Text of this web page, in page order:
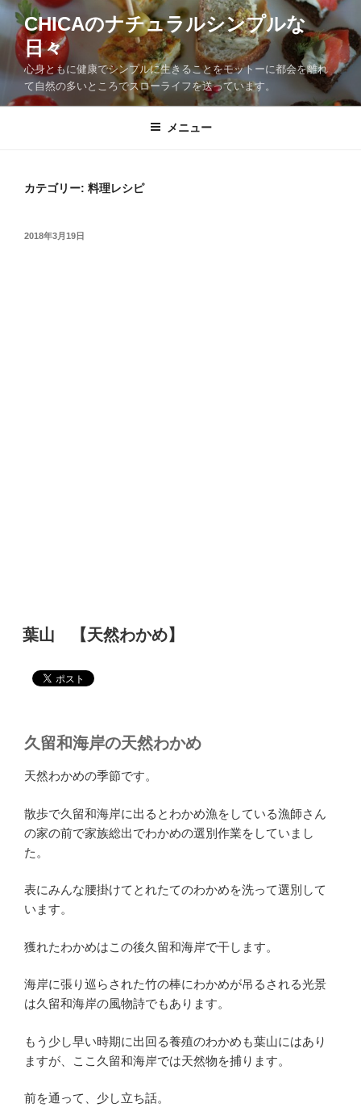
CHICAのナチュラルシンプルな
日々
心身ともに健康でシンプルに生きることをモットーに都会を離れ
て自然の多いところでスローライフを送っています。
メニュー
カテゴリー: 料理レシピ
2018年3月19日
葉山 【天然わかめ】
久留和海岸の天然わかめ
天然わかめの季節です。
散歩で久留和海岸に出るとわかめ漁をしている漁師さん
の家の前で家族総出でわかめの選別作業をしていまし
た。
表にみんな腰掛けてとれたてのわかめを洗って選別して
います。
獲れたわかめはこの後久留和海岸で干します。
海岸に張り巡らされた竹の棒にわかめが吊るされる光景
は久留和海岸の風物詩でもあります。
もう少し早い時期に出回る養殖のわかめも葉山にはあり
ますが、ここ久留和海岸では天然物を捕ります。
前を通って、少し立ち話。